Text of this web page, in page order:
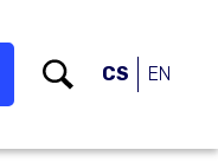
CS EN